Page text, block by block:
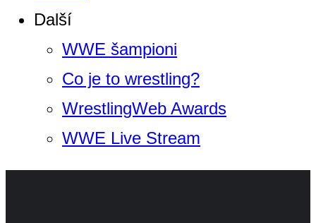
Další
WWE šampioni
Co je to wrestling?
WrestlingWeb Awards
WWE Live Stream